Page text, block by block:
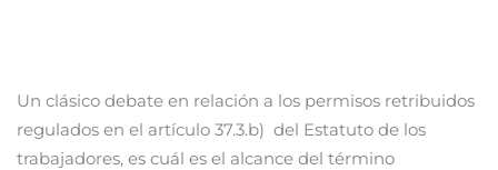
Un clásico debate en relación a los permisos retribuidos
regulados en el artículo 37.3.b) del Estatuto de los
trabajadores, es cuál es el alcance del término